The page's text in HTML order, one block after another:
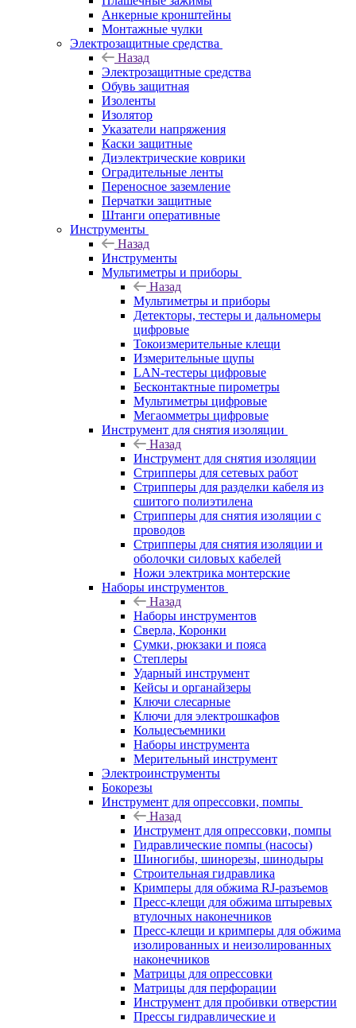
Анкерные кронштейны
Монтажные чулки
Электрозащитные средства
Назад
Электрозащитные средства
Обувь защитная
Изоленты
Изолятор
Указатели напряжения
Каски защитные
Диэлектрические коврики
Оградительные ленты
Переносное заземление
Перчатки защитные
Штанги оперативные
Инструменты
Назад
Инструменты
Мультиметры и приборы
Назад
Мультиметры и приборы
Детекторы, тестеры и дальномеры
цифровые
Токоизмерительные клещи
Измерительные щупы
LAN-тестеры цифровые
Бесконтактные пирометры
Мультиметры цифровые
Мегаомметры цифровые
Инструмент для снятия изоляции
Назад
Инструмент для снятия изоляции
Стрипперы для сетевых работ
Стрипперы для разделки кабеля из
сшитого полиэтилена
Cтрипперы для снятия изоляции с
проводов
Стрипперы для снятия изоляции и
оболочки силовых кабелей
Ножи электрика монтерские
Наборы инструментов
Назад
Наборы инструментов
Сверла, Коронки
Сумки, рюкзаки и пояса
Степлеры
Ударный инструмент
Кейсы и органайзеры
Ключи слесарные
Ключи для электрошкафов
Кольцесъемники
Наборы инструмента
Мерительный инструмент
Электроинструменты
Бокорезы
Инструмент для опрессовки, помпы
Назад
Инструмент для опрессовки, помпы
Гидравлические помпы (насосы)
Шиногибы, шинорезы, шинодыры
Строительная гидравлика
Кримперы для обжима RJ-разъемов
Пресс-клещи для обжима штыревых
втулочных наконечников
Пресс-клещи и кримперы для обжима
изолированных и неизолированных
наконечников
Матрицы для опрессовки
Матрицы для перфорации
Инструмент для пробивки отверстии
Прессы гидравлические и